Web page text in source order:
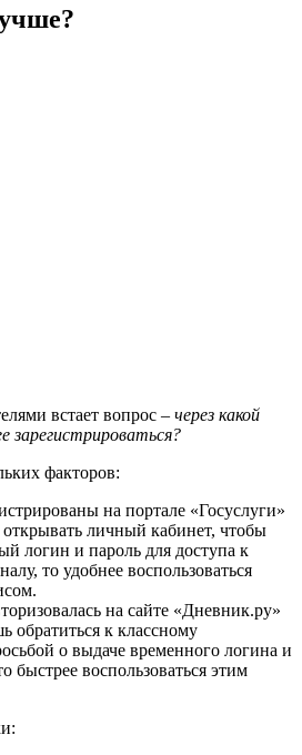
встает вопрос – через какой
зарегистрироваться?
факторов:
на портале «Госуслуги»
открывать личный кабинет, чтобы
логин и пароль для доступа к
то удобнее воспользоваться
на сайте «Дневник.ру»
обратиться к классному
о выдаче временного логина и
быстрее воспользоваться этим